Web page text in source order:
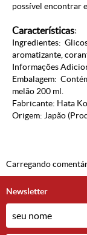
possível encontrar
Características:
Ingredientes:
aromatizante,
Informações
Embalagem:
melão 200 ml.
Fabricante: Hata
Origem: Japão (
Carregando
Newsletter